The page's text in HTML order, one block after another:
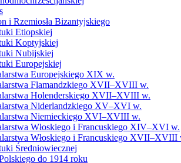
i Rzemiosła Bizantyjskiego
Etiopskiej
Koptyjskiej
Nubijskiej
Europejskiej
Europejskiego XIX w.
Flamandzkiego XVII–XVIII w.
Holenderskiego XVII–XVIII w.
Niderlandzkiego XV–XVI w.
Niemieckiego XVI–XVIII w.
Włoskiego i Francuskiego XIV–XVI w.
Włoskiego i Francuskiego XVII–XVIII
Średniowiecznej
do 1914 roku